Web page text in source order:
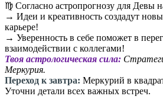
♍️ Согласно астропрогнозу для Девы
→ Идеи и креативность создадут
карьере!
→ Уверенность в себе поможет в
взаимодействии с коллегами!
Твоя астрологическая сила:
Меркурия.
Переход к завтра: Меркурий в
Уточни детали всех важных встреч.